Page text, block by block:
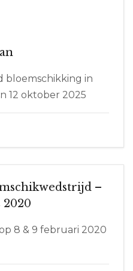
bloemschikking in
12 oktober 2025
–
2020
8 & 9 februari 2020